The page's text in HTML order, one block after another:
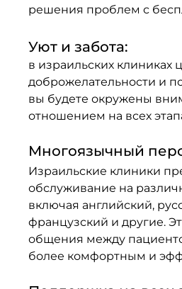
решения проблем с
Уют и забота:
в израильских клиниках
доброжелательности и
вы будете окружены
отношением на всех
Многоязычный
Израильские клиники
обслуживание на
включая английский,
французский и другие.
общения между
более комфортным и